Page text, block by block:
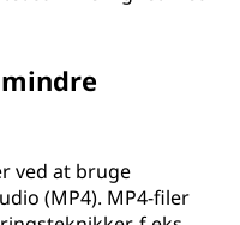
ved at bruge
(MP4). MP4-filer